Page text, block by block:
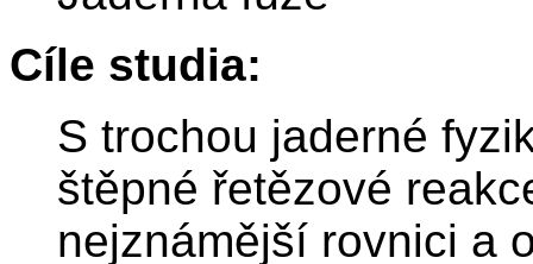
Cíle studia:
S trochou jaderné
štěpné řetězové
nejznámější rovnici a